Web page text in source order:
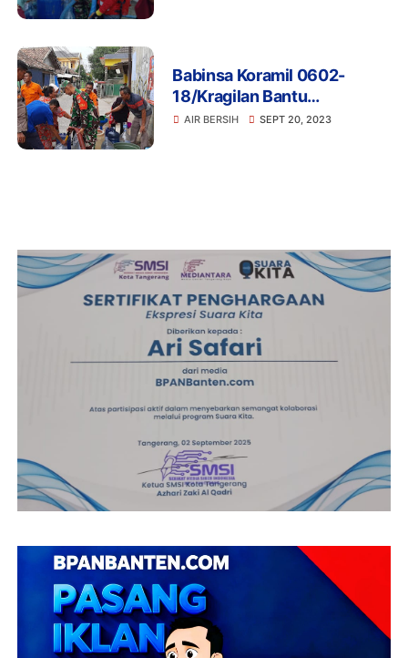
Babinsa Koramil 0602-
18/Kragilan Bantu
Penyaluran Air Bersih Dari
AIR BERSIH SEPT 20, 2023